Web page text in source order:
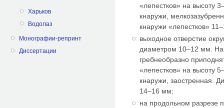
Харьков
Водолаз
Монографии-репринт
Диссертации
«лепестков» на высоту
кнаружи,
кнаружи «лепестков»
выходное отверстие
диаметром 10–12 мм.
гребнеобразно
«лепестков» на высоту
кнаружи, заостренная.
14–16 мм;
на продольном разрезе